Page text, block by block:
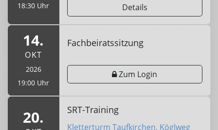
18:30 Uhr
Details
14.
OKT
2026
19:00 Uhr
Fachbeiratssitzung
Zum Login
20. SRT-Training
Kletterturm Taufkirchen, Köglweg